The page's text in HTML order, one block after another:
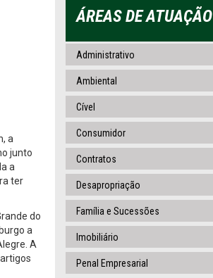
a
junto
a
ter
do
a
A
ÁREAS DE ATUAÇÃO
Administrativo
Ambiental
Cível
Consumidor
Contratos
Desapropriação
Família e Sucessões
Imobiliário
Penal Empresarial